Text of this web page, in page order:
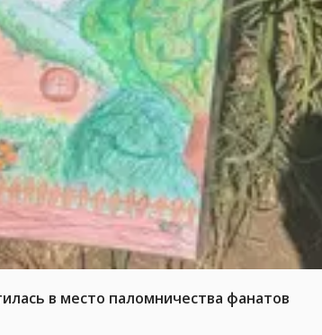
в место паломничества фанатов